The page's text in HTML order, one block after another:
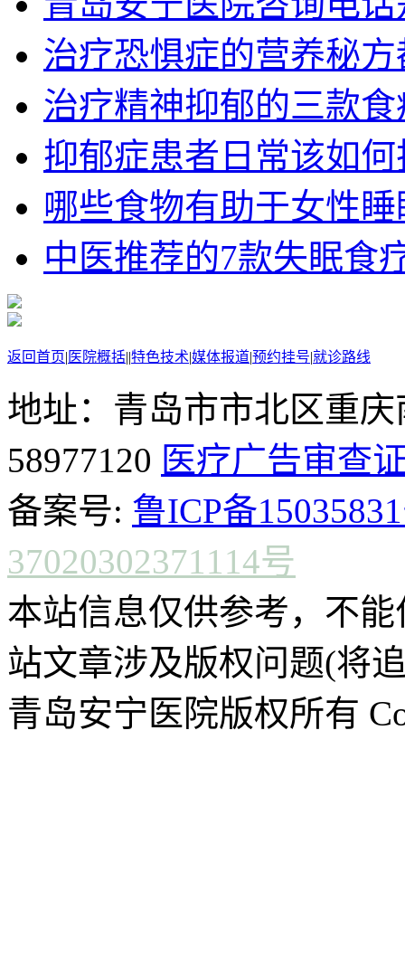
治疗恐惧症的营养秘
治疗精神抑郁的三款
抑郁症患者日常该如
哪些食物有助于女性睡
中医推荐的7款失眠食
返回首页| 医院概括||特色技术|媒体报道|预约挂号|就诊路线
地址：青岛市市北区重
58977120 医疗广告审查
备案号: 鲁ICP备
37020302371114号
本站信息仅供参考，不
站文章涉及版权问题(将
青岛安宁医院版权所有